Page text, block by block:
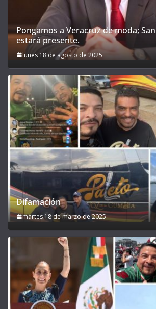
Pongamos a Veracruz de moda;
estará presente.
lunes 18 de agosto de 2025
Difamación
martes 18 de marzo de 2025